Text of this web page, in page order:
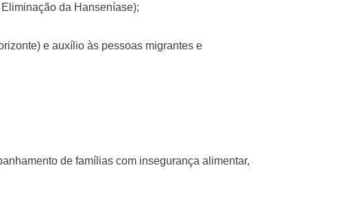
da Hanseníase);
e auxílio às pessoas migrantes e
de famílias com insegurança alimentar,